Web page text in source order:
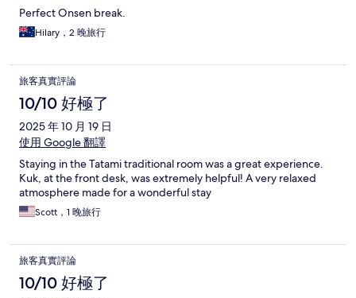
Perfect Onsen break.
Hilary，2 晚旅行
旅客真實評論
10/10 好極了
2025 年 10 月 19 日
使用 Google 翻譯
Staying in the Tatami traditional room was a great experience.
Kuk, at the front desk, was extremely helpful! A very relaxed
atmosphere made for a wonderful stay
Scott，1 晚旅行
旅客真實評論
10/10 好極了